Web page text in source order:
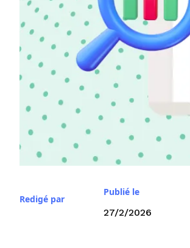
Redigé par
Publié le
27/2/2026